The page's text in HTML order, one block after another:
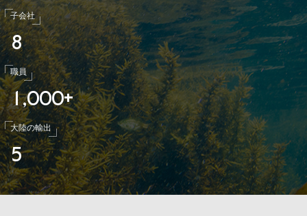
子会社
8
職員
1 ,000+
大陸の輸出
5